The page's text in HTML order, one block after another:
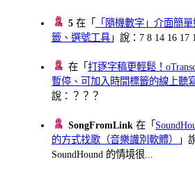
5 在「
「隨機數字」介面簡
籤、選號工具 」說：7 8 14 16 17
在「打逐字稿更輕鬆！
暫停、可加入時間標籤的線上聽
說：？？？
SongFromLink 在「
的方式找歌（音樂識別軟體）
」
SoundHound 的情境很...